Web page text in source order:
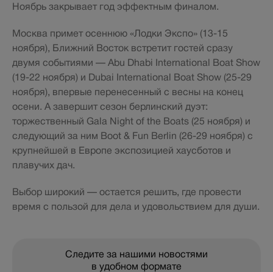
Ноябрь закрывает год эффектным финалом.
Москва примет осеннюю «Лодки Экспо» (13-15
ноября), Ближний Восток встретит гостей сразу
двумя событиями — Abu Dhabi International Boat Show
(19-22 ноября) и Dubai International Boat Show (25-29
ноября), впервые перенесенный с весны на конец
осени. А завершит сезон берлинский дуэт:
торжественный Gala Night of the Boats (25 ноября) и
следующий за ним Boot & Fun Berlin (26-29 ноября) с
крупнейшей в Европе экспозицией хаусботов и
плавучих дач.
Выбор широкий — остается решить, где провести
время с пользой для дела и удовольствием для души.
Следите за нашими новостями
в удобном формате